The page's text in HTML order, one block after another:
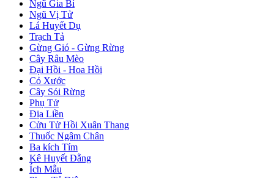
Ngũ Gia Bì
Ngũ Vị Tử
Lá Huyết Dụ
Trạch Tả
Gừng Gió - Gừng Rừng
Cây Râu Mèo
Đại Hồi - Hoa Hồi
Cỏ Xước
Cây Sói Rừng
Phụ Tử
Địa Liền
Cửu Tử Hồi Xuân Thang
Thuốc Ngâm Chân
Ba kích Tím
Kê Huyết Đằng
Ích Mẫu